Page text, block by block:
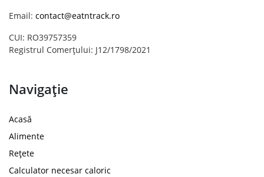
Email: contact@eatntrack.ro
CUI: RO39757359
Registrul Comerțului: J12/1798/2021
Navigație
Acasă
Alimente
Rețete
Calculator necesar caloric